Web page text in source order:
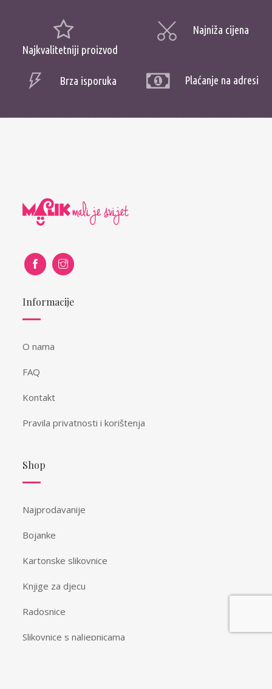
Najkvalitetniji proizvod
Najniža cijena
Brza isporuka Plaćanje na adresi
Informacije
O nama
FAQ
Kontakt
Pravila privatnosti i korištenja
Shop
Najprodavanije
Bojanke
Kartonske slikovnice
Knjige za djecu
Radosnice
Slikovnice s naljepnicama